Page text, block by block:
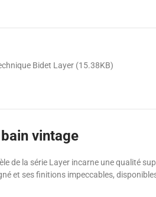
Bidet Layer (15.38KB)
vintage
de la série Layer incarne une qualité
et ses finitions impeccables,